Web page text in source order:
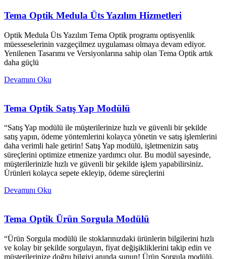
Tema Optik Medula Üts Yazılım Hizmetleri
Optik Medula Üts Yazılım Tema Optik programı optisyenlik
müesseselerinin vazgeçilmez uygulaması olmaya devam ediyor.
Yenilenen Tasarımı ve Versiyonlarına sahip olan Tema Optik artık
daha güçlü
Devamını Oku
Tema Optik Satış Yap Modülü
“Satış Yap modülü ile müşterilerinize hızlı ve güvenli bir şekilde
satış yapın, ödeme yöntemlerini kolayca yönetin ve satış işlemlerini
daha verimli hale getirin! Satış Yap modülü, işletmenizin satış
süreçlerini optimize etmenize yardımcı olur. Bu modül sayesinde,
müşterilerinizle hızlı ve güvenli bir şekilde işlem yapabilirsiniz.
Ürünleri kolayca sepete ekleyip, ödeme süreçlerini
Devamını Oku
Tema Optik Ürün Sorgula Modülü
“Ürün Sorgula modülü ile stoklarınızdaki ürünlerin bilgilerini hızlı
ve kolay bir şekilde sorgulayın, fiyat değişikliklerini takip edin ve
müşterilerinize doğru bilgiyi anında sunun! Ürün Sorgula modülü,